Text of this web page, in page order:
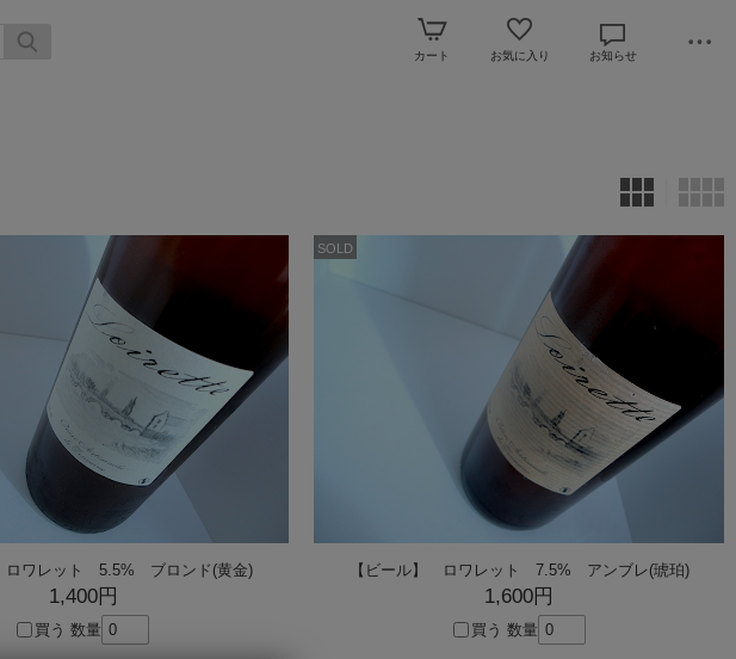
カート お気に入り お知らせ
ロワレット 5.5% ブロンド(黄金)
1,400円
買う 数量
SOLD
【ビール】 ロワレット 7.5% アンブレ(琥珀)
1,600円
買う 数量